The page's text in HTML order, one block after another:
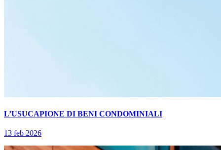
L’USUCAPIONE DI BENI CONDOMINIALI
13 feb 2026